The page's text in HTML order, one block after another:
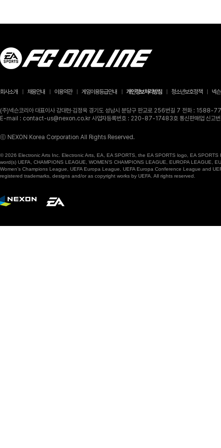
회사소개 채용안내 이용약관 게임이용등급안내 개인정보처리방침 청소년보호정책 넥
(주)넥슨코리아 대표이사 강대현·김정욱 경기도 성남시 분당구 판교로 256번길 7 전화 :
E-mail : contact-us@nexon.co.kr 사업자등록번호 : 220-87-17483호 통신판매업 신고
ⓒ NEXON Korea Corporation All Rights Reserved.
© 2026 Electronic Arts Inc. Electronic Arts, EA, EA SPORTS, the EA SPORTS logo, EA
word(s) UEFA, CHAMPIONS LEAGUE, WOMEN’S CHAMPIONS LEAGUE, EUROPA LEAGUE,
Women’s Champions League, UEFA Europa League, UEFA Europa Conference League and
registered trademarks, designs and/or as copyright works by UEFA. All rights reserved.